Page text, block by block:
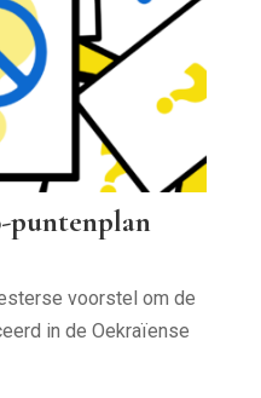
puntenplan
voorstel om de
in de Oekraïense